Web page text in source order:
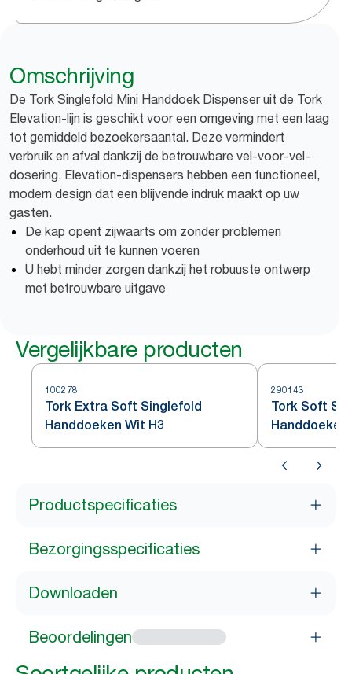
Omschrijving
De Tork Singlefold Mini Handdoek Dispenser uit de Tork
Elevation-lijn is geschikt voor een omgeving met een laag
tot gemiddeld bezoekersaantal. Deze vermindert
verbruik en afval dankzij de betrouwbare vel-voor-vel-
dosering. Elevation-dispensers hebben een functioneel,
modern design dat een blijvende indruk maakt op uw
gasten.
De kap opent zijwaarts om zonder problemen
onderhoud uit te kunnen voeren
U hebt minder zorgen dankzij het robuuste ontwerp
met betrouwbare uitgave
Vergelijkbare producten
100278
Tork Extra Soft Singlefold
Handdoeken Wit H3
290143
Tork Soft
Handdoeken
Productspecificaties
Bezorgingsspecificaties
Downloaden
Beoordelingen